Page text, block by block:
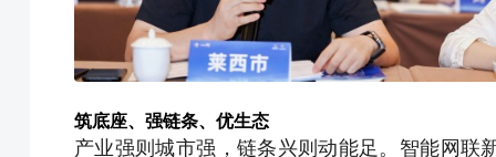
筑底座、强链条、优生态
产业强则城市强，链条兴则动能足。智能网联